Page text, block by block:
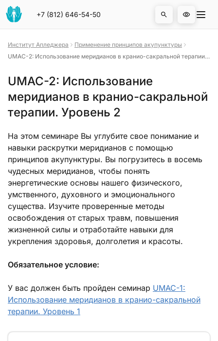
На главную страницу
+7 (812) 646-54-50
Открыть
Институт Апледжера
Применение принципов акупунктуры
UMAC-2: Использование меридианов в кранио-сакральной терапии.
UMAC-2: Использование
меридианов в кранио-сакральной
терапии. Уровень 2
На этом семинаре Вы углубите свое понимание и
навыки раскрутки меридианов с помощью
принципов акупунктуры. Вы погрузитесь в восемь
чудесных меридианов, чтобы понять
энергетические основы нашего физического,
умственного, духовного и эмоционального
существа. Изучите проверенные методы
освобождения от старых травм, повышения
жизненной силы и отработайте навыки для
укрепления здоровья, долголетия и красоты.
Обязательное условие:
У вас должен быть пройден семинар UMAC-1:
Использование меридианов в кранио-сакральной
терапии. Уровень 1